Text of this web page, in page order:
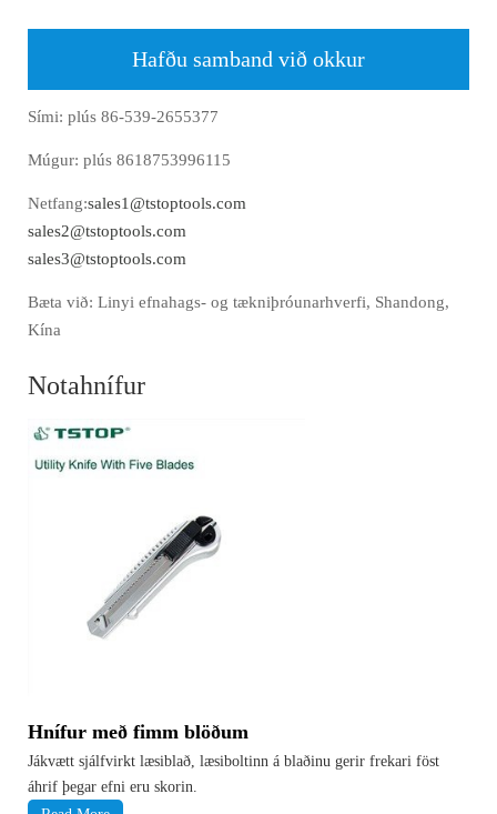
Hafðu samband við okkur
Sími: plús 86-539-2655377
Múgur: plús 8618753996115
Netfang:sales1@tstoptools.com
sales2@tstoptools.com
sales3@tstoptools.com
Bæta við: Linyi efnahags- og tækniþróunarhverfi, Shandong,
Kína
Notahnífur
Hnífur með fimm blöðum
Jákvætt sjálfvirkt læsiblað, læsiboltinn á blaðinu gerir frekari föst
áhrif þegar efni eru skorin.